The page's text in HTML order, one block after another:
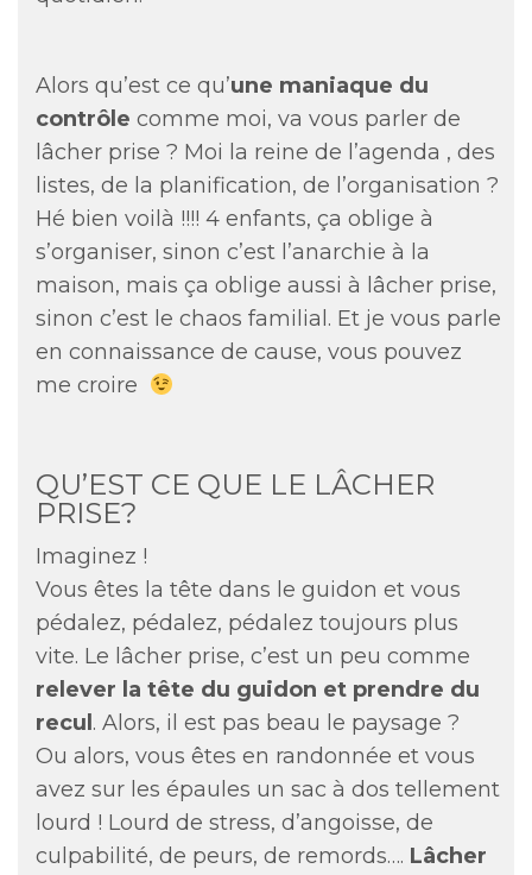
Alors qu’est ce qu’une maniaque du
contrôle comme moi, va vous parler de
lâcher prise ? Moi la reine de l’agenda , des
listes, de la planification, de l’organisation ?
Hé bien voilà !!!! 4 enfants, ça oblige à
s’organiser, sinon c’est l’anarchie à la
maison, mais ça oblige aussi à lâcher prise,
sinon c’est le chaos familial. Et je vous parle
en connaissance de cause, vous pouvez
me croire
QU’EST CE QUE LE LÂCHER
PRISE?
Imaginez !
Vous êtes la tête dans le guidon et vous
pédalez, pédalez, pédalez toujours plus
vite. Le lâcher prise, c’est un peu comme
relever la tête du guidon et prendre du
recul . Alors, il est pas beau le paysage ?
Ou alors, vous êtes en randonnée et vous
avez sur les épaules un sac à dos tellement
lourd ! Lourd de stress, d’angoisse, de
culpabilité, de peurs, de remords…. Lâcher